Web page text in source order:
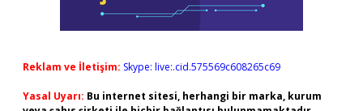
Reklam ve İletişim: Skype: live:.cid.575569c608265c69
Yasal Uyarı: Bu internet sitesi, herhangi bir marka, kurum